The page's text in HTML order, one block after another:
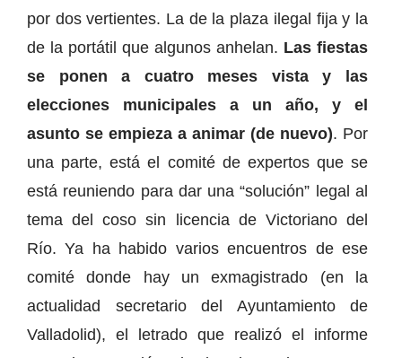
por dos vertientes. La de la plaza ilegal fija y la
de la portátil que algunos anhelan. Las fiestas
se ponen a cuatro meses vista y las
elecciones municipales a un año, y el
asunto se empieza a animar (de nuevo). Por
una parte, está el comité de expertos que se
está reuniendo para dar una “solución” legal al
tema del coso sin licencia de Victoriano del
Río. Ya ha habido varios encuentros de ese
comité donde hay un exmagistrado (en la
actualidad secretario del Ayuntamiento de
Valladolid), el letrado que realizó el informe